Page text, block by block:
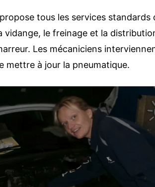
tous les services standards
vidange, le freinage et la
Les mécaniciens
mettre à jour la pneumatique.